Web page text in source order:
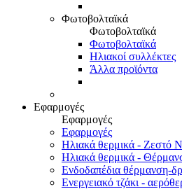
Φωτοβολταϊκά
Φωτοβολταϊκά
Φωτοβολταϊκά
Ηλιακοί συλλέκτες
Άλλα προϊόντα
Εφαρμογές
Εφαρμογές
Εφαρμογές
Ηλιακά θερμικά - Ζεστό
Ηλιακά θερμικά -
Ενδοδαπέδια θέρμανση-
Ενεργειακό τζάκι -